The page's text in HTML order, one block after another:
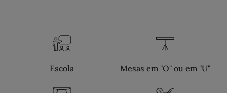
Escola Mesas em "O" ou em "U"